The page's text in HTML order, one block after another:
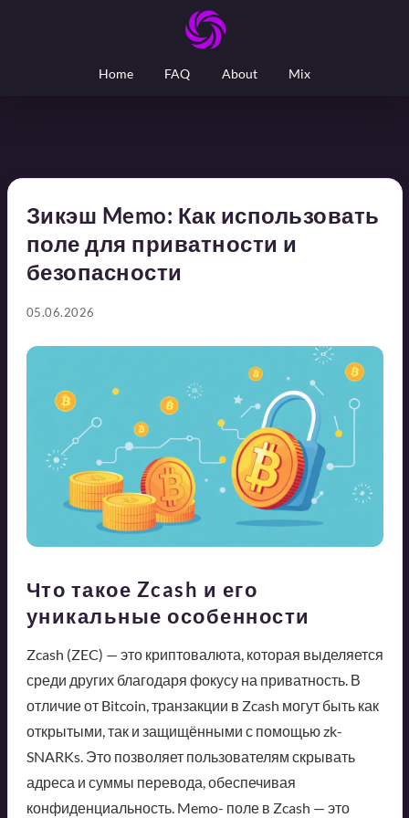
Home FAQ About Mix
Зикэш Memo: Как использовать
поле для приватности и
безопасности
05.06.2026
Что такое Zcash и его
уникальные особенности
Zcash (ZEC) — это криптовалюта, которая выделяется
среди других благодаря фокусу на приватность. В
отличие от Bitcoin, транзакции в Zcash могут быть как
открытыми, так и защищёнными с помощью zk-
SNARKs. Это позволяет пользователям скрывать
адреса и суммы перевода, обеспечивая
конфиденциальность. Memo- поле в Zcash — это